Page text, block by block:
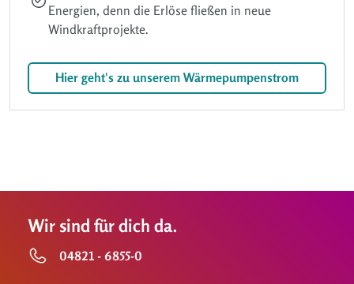
Energien, denn die Erlöse fließen in neue
Windkraftprojekte.
Hier geht's zu unserem Wärmepumpenstrom
Wir sind für dich da.
04821 - 6855-0